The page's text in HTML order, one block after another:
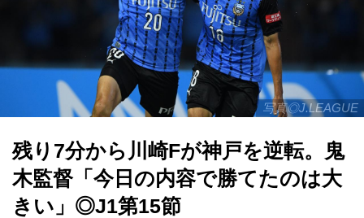
写真◎J.LEAGUE
残り7分から川崎Fが神戸を逆転。鬼
木監督「今日の内容で勝てたのは大
きい」◎J1第15節